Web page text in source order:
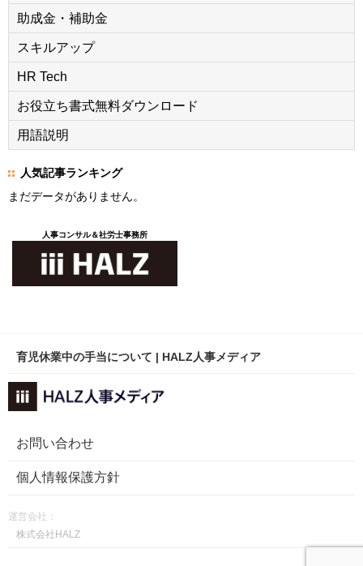
助成金・補助金
スキルアップ
HR Tech
お役立ち書式無料ダウンロード
用語説明
人気記事ランキング
まだデータがありません。
人事コンサル＆社労士事務所
育児休業中の手当について | HALZ人事メディア
お問い合わせ
個人情報保護方針
運営会社：
株式会社HALZ